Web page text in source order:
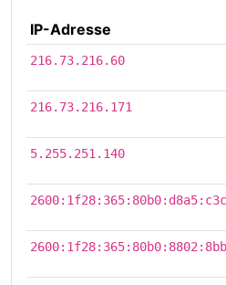
IP-Adresse
216.73.216.60
216.73.216.171
5.255.251.140